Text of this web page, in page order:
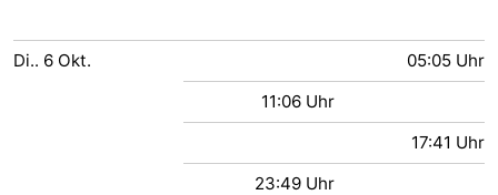
Di.. 6 Okt.
05:05 Uhr
11:06 Uhr
17:41 Uhr
23:49 Uhr